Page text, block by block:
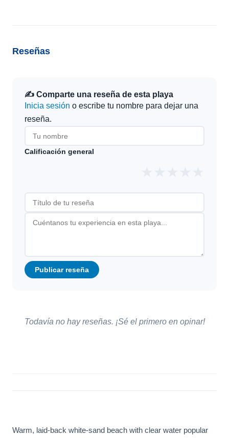
Reseñas
✍️ Comparte una reseña de esta playa
Inicia sesión o escribe tu nombre para dejar una
reseña.
Calificación general
Publicar reseña
Todavía no hay reseñas. ¡Sé el primero en opinar!
Warm, laid-back white-sand beach with clear water popular